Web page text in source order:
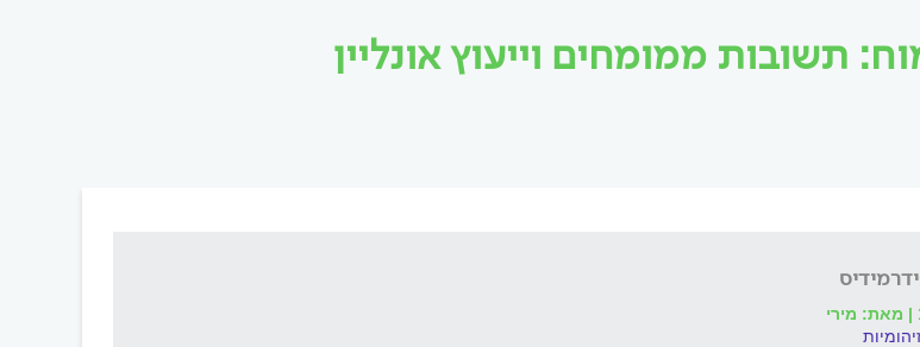
תשובות ממומחים וייעוץ אונליין